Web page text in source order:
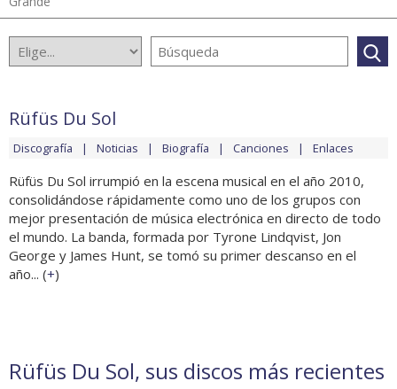
Rüfüs Du Sol
Discografía Noticias Biografía Canciones Enlaces
Rüfüs Du Sol irrumpió en la escena musical en el año 2010,
consolidándose rápidamente como uno de los grupos con
mejor presentación de música electrónica en directo de todo
el mundo. La banda, formada por Tyrone Lindqvist, Jon
George y James Hunt, se tomó su primer descanso en el
año... (+)
Rüfüs Du Sol, sus discos más recientes